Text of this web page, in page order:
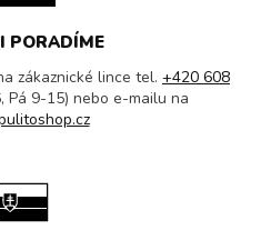
PORADÍME
zákaznické lince tel. +420 608
Pá 9-15) nebo e-mailu na